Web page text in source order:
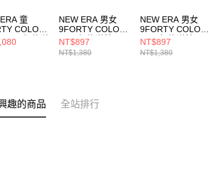
童
COLOR
紐約洋
NEW ERA 男女
9FORTY COLOR
ERA 紐約洋基
NE14499511
NT$897
NT$1,380
NEW ERA 男女
9FORTY COLOR
ERA 紐約洋基
NE14499510
NT$897
NT$1,380
趣的商品 全站排行